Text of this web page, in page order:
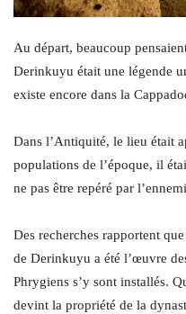
Au départ, beaucoup
Derinkuyu était une légende
existe encore dans la
Dans l’Antiquité, le lieu était
populations de l’époque, il
ne pas être repéré par
Des recherches rapportent
de Derinkuyu a été l’œuvre
Phrygiens s’y sont installés.
devint la propriété de la